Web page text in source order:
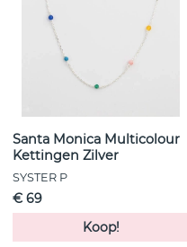
Santa Monica Multicolour
Kettingen Zilver
SYSTER P
€ 69
Koop!